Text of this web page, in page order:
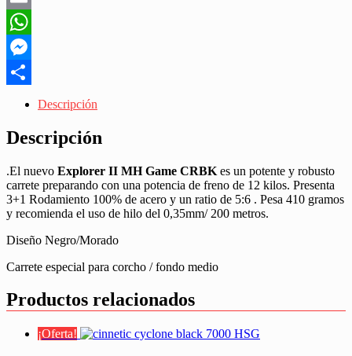
Email
WhatsApp
Messenger
Descripción
Descripción
.El nuevo Explorer II MH Game CRBK es un potente y robusto
carrete preparando con una potencia de freno de 12 kilos. Presenta
3+1 Rodamiento 100% de acero y un ratio de 5:6 . Pesa 410 gramos
y recomienda el uso de hilo del 0,35mm/ 200 metros.
Diseño Negro/Morado
Carrete especial para corcho / fondo medio
Productos relacionados
¡Oferta!